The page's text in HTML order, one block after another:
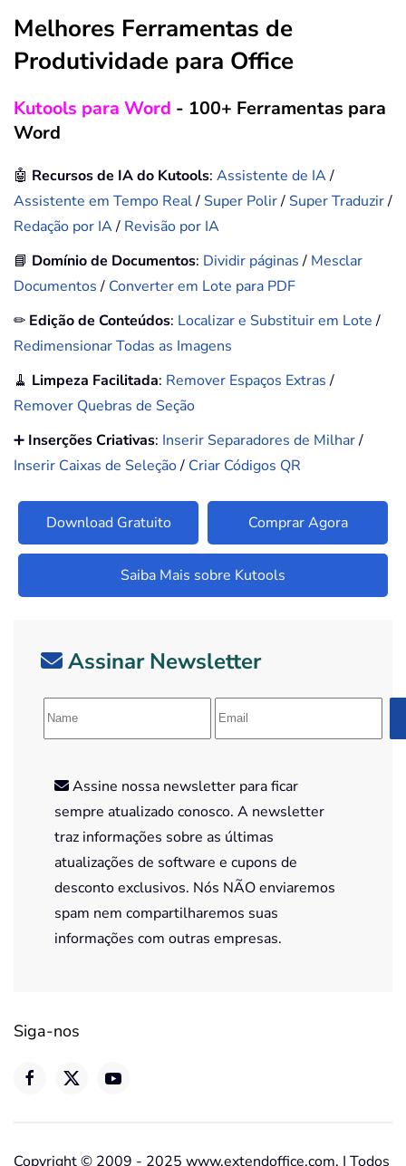
Melhores Ferramentas de
Produtividade para Office
Kutools para Word - 100+ Ferramentas para
Word
🤖 Recursos de IA do Kutools: Assistente de IA/
Assistente em Tempo Real/ Super Polir/ Super Traduzir/
Redação por IA/ Revisão por IA
📘 Domínio de Documentos: Dividir páginas/ Mesclar
Documentos/ Converter em Lote para PDF
✏ Edição de Conteúdos: Localizar e Substituir em Lote/
Redimensionar Todas as Imagens
🧹 Limpeza Facilitada: Remover Espaços Extras/
Remover Quebras de Seção
➕ Inserções Criativas: Inserir Separadores de Milhar/
Inserir Caixas de Seleção/ Criar Códigos QR
Download Gratuito Comprar Agora
Saiba Mais sobre Kutools
Assinar Newsletter
Assine nossa newsletter para ficar
sempre atualizado conosco. A newsletter
traz informações sobre as últimas
atualizações de software e cupons de
desconto exclusivos. Nós NÃO enviaremos
spam nem compartilharemos suas
informações com outras empresas.
Siga-nos
Copyright © 2009 - 2025 www.extendoffice.com. | Todos